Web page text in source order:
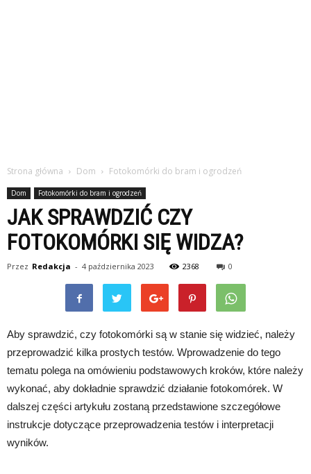
Strona główna Dom Fotokomórki do bram i ogrodzeń
Dom Fotokomórki do bram i ogrodzeń
JAK SPRAWDZIĆ CZY
FOTOKOMÓRKI SIĘ WIDZA?
Przez Redakcja - 4 października 2023 2368 0
Aby sprawdzić, czy fotokomórki są w stanie się widzieć, należy
przeprowadzić kilka prostych testów. Wprowadzenie do tego
tematu polega na omówieniu podstawowych kroków, które należy
wykonać, aby dokładnie sprawdzić działanie fotokomórek. W
dalszej części artykułu zostaną przedstawione szczegółowe
instrukcje dotyczące przeprowadzenia testów i interpretacji
wyników.